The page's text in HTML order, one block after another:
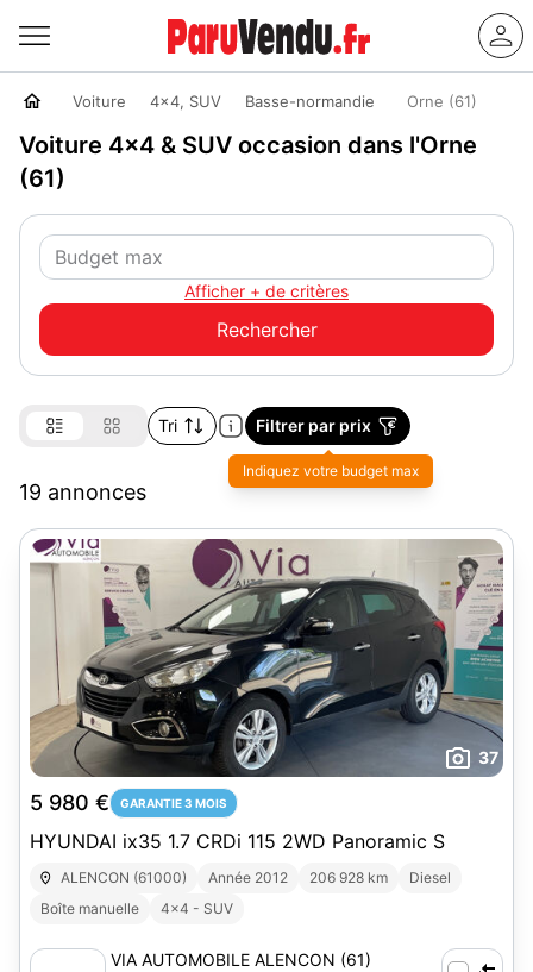
Voiture 4x4, SUV Basse-normandie Orne (61)
Voiture 4x4 & SUV occasion dans l'Orne
(61)
Afficher + de critères
Tri Filtrer par prix
19 annonces
37
5 980 € GARANTIE 3 MOIS
HYUNDAI ix35 1.7 CRDi 115 2WD Panoramic S
ALENCON (61000) Année 2012 206 928 km
Diesel
Boîte manuelle
4x4 - SUV
VIA AUTOMOBILE ALENCON (61)